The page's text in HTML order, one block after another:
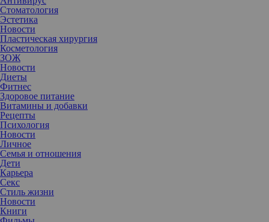
Стоматология
Эстетика
Новости
Пластическая хирургия
Косметология
ЗОЖ
Новости
Диеты
Фитнес
Здоровое питание
Витамины и добавки
Рецепты
Психология
Новости
Личное
Семья и отношения
Дети
Карьера
Секс
Стиль жизни
Новости
Книги
Бороться с запором — неприятно, но, к счастью, есть
оптимальное решение этой проблемы, которое легко найти на
кухне. Существует множество ингредиентов, облегчающих
запоры, которые можно включить в рацион в виде вкусного и
полезного напитка.